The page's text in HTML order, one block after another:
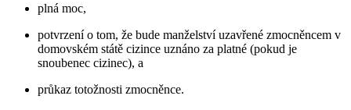
plná moc,
potvrzení o tom, že bude manželství uzavřené zmocněncem v
domovském státě cizince uznáno za platné (pokud je
snoubenec cizinec), a
průkaz totožnosti zmocněnce.